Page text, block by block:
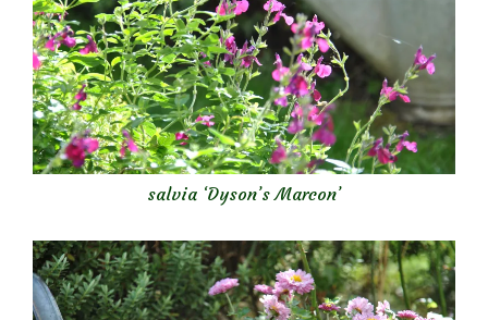
salvia ‘Dyson’s Marcon’